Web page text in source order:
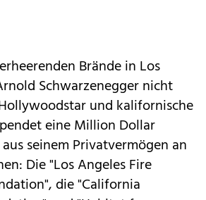
Brände in Los
Schwarzenegger nicht
und kalifornische
eine Million Dollar
aus seinem Privatvermögen an
Die "Los Angeles Fire
die "California